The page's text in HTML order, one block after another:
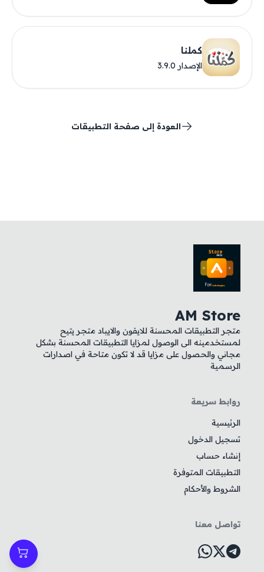
كملنا
الإصدار 3.9.0
العودة إلى صفحة التطبيقات
AM Store
متجر التطبيقات المحسنة للايفون والايباد متجر يتيح
لمستخدمينه الى الوصول لمزايا التطبيقات المحسنة بشكل
مجاني والحصول على مزايا قد لا تكون متاحة في اصدارات
الرسمية
روابط سريعة
الرئيسية
تسجيل الدخول
إنشاء حساب
التطبيقات المتوفرة
الشروط والأحكام
تواصل معنا